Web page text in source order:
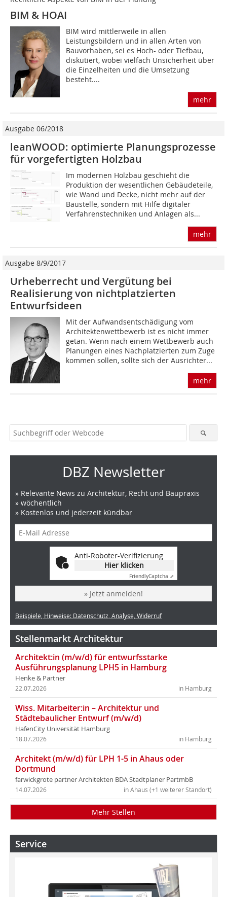
BIM & HOAI
BIM wird mittlerweile in allen
Leistungsbildern und in allen Arten von
Bauvorhaben, sei es Hoch- oder Tiefbau,
diskutiert, wobei vielfach Unsicherheit über
die Einzelheiten und die Umsetzung
besteht....
mehr
Ausgabe 06/2018
leanWOOD: optimierte Planungsprozesse
für vorgefertigten Holzbau
Im modernen Holzbau geschieht die
Produktion der wesentlichen Gebäudeteile,
wie Wand und Decke, nicht mehr auf der
Baustelle, sondern mit Hilfe digitaler
Verfahrenstechniken und Anlagen als...
mehr
Ausgabe 8/9/2017
Urheberrecht und Vergütung bei
Realisierung von nichtplatzierten
Entwurfsideen
Mit der Aufwandsentschädigung vom
Architektenwettbewerb ist es nicht immer
getan. Wenn nach einem Wettbewerb auch
Planungen eines Nachplatzierten zum Zuge
kommen sollen, sollte sich der Ausrichter...
mehr
DBZ Newsletter
» Relevante News zu Architektur, Recht und Baupraxis
» wöchentlich
» Kostenlos und jederzeit kündbar
Anti-Roboter-Verifizierung
Hier klicken
FriendlyCaptcha ⇗
» Jetzt anmelden!
Beispiele, Hinweise: Datenschutz, Analyse, Widerruf
Stellenmarkt Architektur
Architekt:in (m/w/d) für entwurfsstarke
Ausführungsplanung LPH5 in Hamburg
Henke & Partner
in Hamburg
22.07.2026
Wiss. Mitarbeiter:in – Architektur und
Städtebaulicher Entwurf (m/w/d)
HafenCity Universität Hamburg
in Hamburg
18.07.2026
Architekt (m/w/d) für LPH 1-5 in Ahaus oder
Dortmund
farwickgrote partner Architekten BDA Stadtplaner PartmbB
in Ahaus (+1 weiterer Standort)
14.07.2026
Mehr Stellen
Service